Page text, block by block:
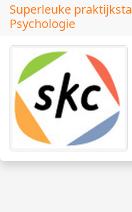
Superleuke
Psychologie